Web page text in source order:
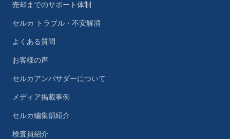
売却までのサポート体制
セルカ トラブル・不安解消
よくある質問
お客様の声
セルカアンバサダーについて
メディア掲載事例
セルカ編集部紹介
検査員紹介